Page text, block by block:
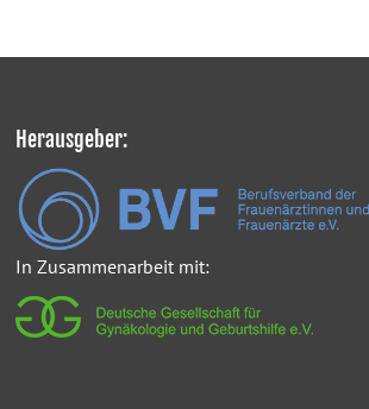
Herausgeber:
In Zusammenarbeit mit: